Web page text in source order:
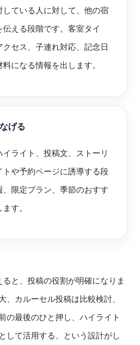
している人に対して、他の宿
える段階です。客室タイ
セス、子連れ対応、記念日
になる情報を出します。
げる
ライト、投稿文、ストーリ
トや予約ページに誘導する段
、限定プラン、季節のおすす
す。
と、投稿の役割が明確になりま
、カルーセル投稿は比較検討、
の最後のひと押し、ハイライト
して活用する、という設計がし